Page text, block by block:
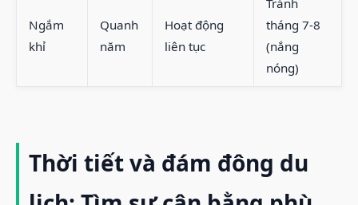
Ngắm
khỉ
Quanh
năm
Hoạt động
liên tục
tháng 7-8
(nắng
nóng)
Thời tiết và đám đông du